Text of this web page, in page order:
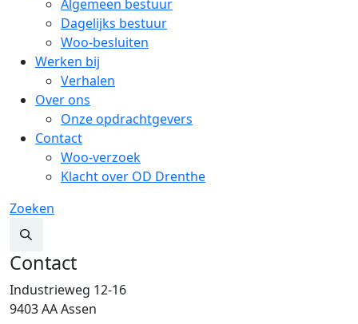
Algemeen bestuur
Dagelijks bestuur
Woo-besluiten
Werken bij
Verhalen
Over ons
Onze opdrachtgevers
Contact
Woo-verzoek
Klacht over OD Drenthe
Zoeken
Contact
Industrieweg 12-16
9403 AA Assen